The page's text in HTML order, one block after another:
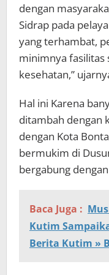
dengan
Sidrap pada
yang terhambat,
minimnya fasilitas
kesehatan,”
Hal ini Karena
ditambah dengan
dengan Kota
bermukim di
bergabung
Baca Juga :
Kutim
Berita Kutim »